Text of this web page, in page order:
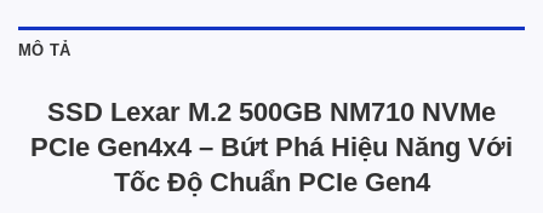
MÔ TẢ
SSD Lexar M.2 500GB NM710 NVMe
PCIe Gen4x4 – Bứt Phá Hiệu Năng Với
Tốc Độ Chuẩn PCIe Gen4